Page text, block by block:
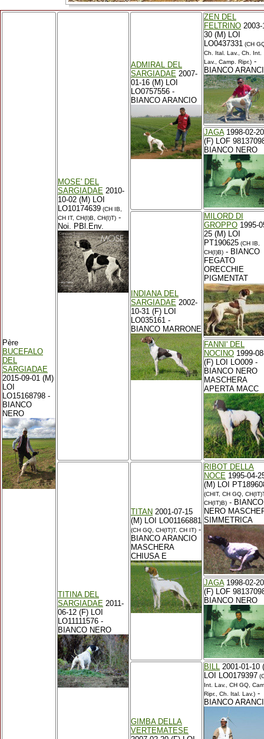
Père
BUCEFALO
DEL
SARGIADAE
2015-09-01 (M)
LOI
LO15168798 -
BIANCO
NERO
MOSE' DEL
SARGIADAE 2010-
10-02 (M) LOI
LO10174639 (CH IB,
CH IT, CH(I)B, CH(I)T) -
Noi. PBl.Env.
ADMIRAL DEL
SARGIADAE 2007-
01-16 (M) LOI
LO0757556 -
BIANCO ARANCIO
ZEN DEL
FELTRINO 2003-
30 (M) LOI
LO0437331 (CH
Ch. Ital. Lav., Ch. Int.
Lav., Camp. Ripr.) -
BIANCO
JAGA1998-02-20
(F) LOF
BIANCO NERO
INDIANA DEL
SARGIADAE 2002-
10-31 (F) LOI
LO035161 -
BIANCO MARRONE
MILORD DI
GROPPO 1995-
25 (M) LOI
PT190625 (CH IB,
CH(I)B) - BIANCO
FEGATO
ORECCHIE
PIGMENTAT
FANNI' DEL
NOCINO 1999-
(F) LOI LO009 -
BIANCO NERO
MASCHERA
APERTA MACC
TITINA DEL
SARGIADAE 2011-
06-12 (F) LOI
LO11111576 -
BIANCO NERO
TITAN 2001-07-15
(M) LOI LO01166881
(CH GQ, CH(IT)T, CH IT) -
BIANCO ARANCIO
MASCHERA
CHIUSA E
RIBOT DELLA
NOCE 1995-04-
(M) LOI
(CHIT, CH GQ,
CH(IT)B) - BIANCO
NERO
SIMMETRICA
JAGA1998-02-20
(F) LOF
BIANCO NERO
GIMBA DELLA
VERTEMATESE
BILL 2001-01-10
LOI LO0179397
Int. Lav., CH GQ,
Ripr., Ch. Ital. Lav.) -
BIANCO